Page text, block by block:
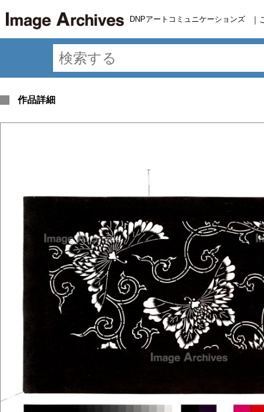
DNPアートコミュニケーションズ ｜
作品詳細